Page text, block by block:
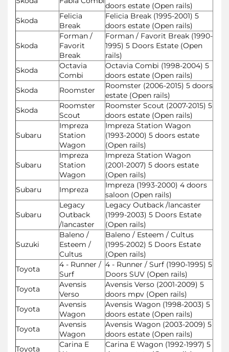
doors estate (Open rails)
Skoda
Felicia
Break
Felicia Break (1995-2001) 5
doors estate (Open rails)
Skoda
Forman /
Favorit
Break
Forman / Favorit Break (1990-
1995) 5 Doors Estate (Open
rails)
Skoda
Octavia
Combi
Octavia Combi (1998-2004) 5
doors estate (Open rails)
Skoda
Roomster
Roomster (2006-2015) 5 doors
estate (Open rails)
Skoda
Roomster
Scout
Roomster Scout (2007-2015) 5
doors estate (Open rails)
Subaru
Impreza
Station
Wagon
Impreza Station Wagon
(1993-2000) 5 doors estate
(Open rails)
Subaru
Impreza
Station
Wagon
Impreza Station Wagon
(2001-2007) 5 doors estate
(Open rails)
Subaru
Impreza
Impreza (1993-2000) 4 doors
saloon (Open rails)
Subaru
Legacy
Outback
/lancaster
Legacy Outback /lancaster
(1999-2003) 5 Doors Estate
(Open rails)
Suzuki
Baleno /
Esteem /
Cultus
Baleno / Esteem / Cultus
(1995-2002) 5 Doors Estate
(Open rails)
Toyota
4 - Runner /
Surf
4 - Runner / Surf (1990-1995) 5
Doors SUV (Open rails)
Toyota
Avensis
Verso
Avensis Verso (2001-2009) 5
doors mpv (Open rails)
Toyota
Avensis
Wagon
Avensis Wagon (1998-2003) 5
doors estate (Open rails)
Toyota
Avensis
Wagon
Avensis Wagon (2003-2009) 5
doors estate (Open rails)
Toyota
Carina E
Carina E Wagon (1992-1997) 5